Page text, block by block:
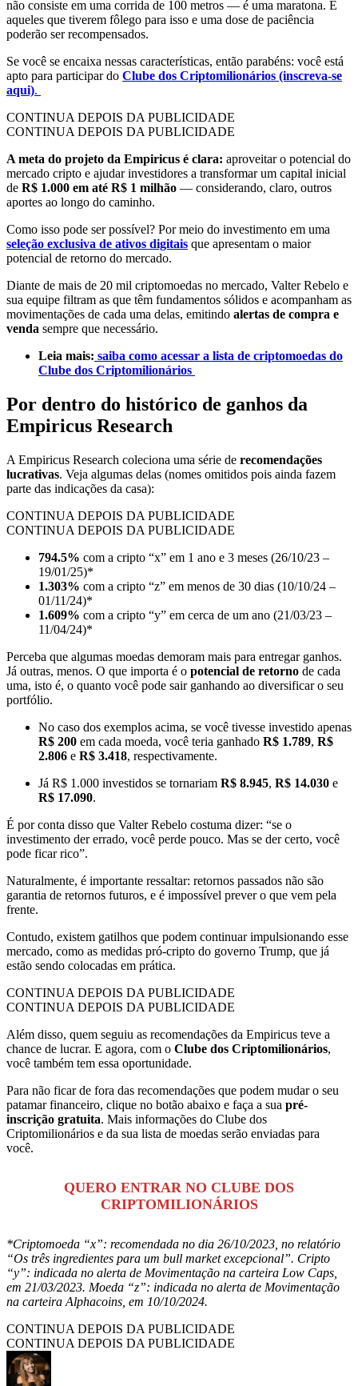
não consiste em uma corrida de 100 metros — é uma maratona. E
aqueles que tiverem fôlego para isso e uma dose de paciência
poderão ser recompensados.
Se você se encaixa nessas características, então parabéns: você está
apto para participar do Clube dos Criptomilionários (inscreva-se
aqui).
CONTINUA DEPOIS DA PUBLICIDADE
CONTINUA DEPOIS DA PUBLICIDADE
A meta do projeto da Empiricus é clara: aproveitar o potencial do
mercado cripto e ajudar investidores a transformar um capital inicial
de R$ 1.000 em até R$ 1 milhão — considerando, claro, outros
aportes ao longo do caminho.
Como isso pode ser possível? Por meio do investimento em uma
seleção exclusiva de ativos digitais que apresentam o maior
potencial de retorno do mercado.
Diante de mais de 20 mil criptomoedas no mercado, Valter Rebelo e
sua equipe filtram as que têm fundamentos sólidos e acompanham as
movimentações de cada uma delas, emitindo alertas de compra e
venda sempre que necessário.
Leia mais: saiba como acessar a lista de criptomoedas do
Clube dos Criptomilionários
Por dentro do histórico de ganhos da
Empiricus Research
A Empiricus Research coleciona uma série de recomendações
lucrativas. Veja algumas delas (nomes omitidos pois ainda fazem
parte das indicações da casa):
CONTINUA DEPOIS DA PUBLICIDADE
CONTINUA DEPOIS DA PUBLICIDADE
794.5% com a cripto “x” em 1 ano e 3 meses (26/10/23 –
19/01/25)*
1.303% com a cripto “z” em menos de 30 dias (10/10/24 –
01/11/24)*
1.609% com a cripto “y” em cerca de um ano (21/03/23 –
11/04/24)*
Perceba que algumas moedas demoram mais para entregar ganhos.
Já outras, menos. O que importa é o potencial de retorno de cada
uma, isto é, o quanto você pode sair ganhando ao diversificar o seu
portfólio.
No caso dos exemplos acima, se você tivesse investido apenas
R$ 200 em cada moeda, você teria ganhado R$ 1.789, R$
2.806 e R$ 3.418, respectivamente.
Já R$ 1.000 investidos se tornariam R$ 8.945, R$ 14.030 e
R$ 17.090.
É por conta disso que Valter Rebelo costuma dizer: “se o
investimento der errado, você perde pouco. Mas se der certo, você
pode ficar rico”.
Naturalmente, é importante ressaltar: retornos passados não são
garantia de retornos futuros, e é impossível prever o que vem pela
frente.
Contudo, existem gatilhos que podem continuar impulsionando esse
mercado, como as medidas pró-cripto do governo Trump, que já
estão sendo colocadas em prática.
CONTINUA DEPOIS DA PUBLICIDADE
CONTINUA DEPOIS DA PUBLICIDADE
Além disso, quem seguiu as recomendações da Empiricus teve a
chance de lucrar. E agora, com o Clube dos Criptomilionários,
você também tem essa oportunidade.
Para não ficar de fora das recomendações que podem mudar o seu
patamar financeiro, clique no botão abaixo e faça a sua pré-
inscrição gratuita. Mais informações do Clube dos
Criptomilionários e da sua lista de moedas serão enviadas para
você.
QUERO ENTRAR NO CLUBE DOS
CRIPTOMILIONÁRIOS
*Criptomoeda “x”: recomendada no dia 26/10/2023, no relatório
“Os três ingredientes para um bull market excepcional”. Cripto
“y”: indicada no alerta de Movimentação na carteira Low Caps,
em 21/03/2023. Moeda “z”: indicada no alerta de Movimentação
na carteira Alphacoins, em 10/10/2024.
CONTINUA DEPOIS DA PUBLICIDADE
CONTINUA DEPOIS DA PUBLICIDADE